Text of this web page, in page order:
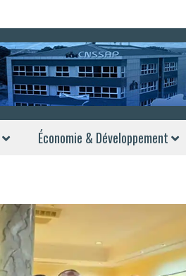
Économie & Développement